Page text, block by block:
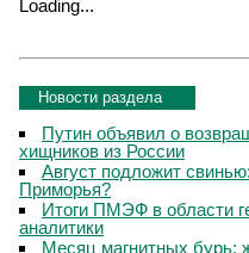
Loading...
Новости раздела
Путин объявил о
хищников из России
Август подложит
Приморья?
Итоги ПМЭФ в области
аналитики
Месяц магнитных бурь: